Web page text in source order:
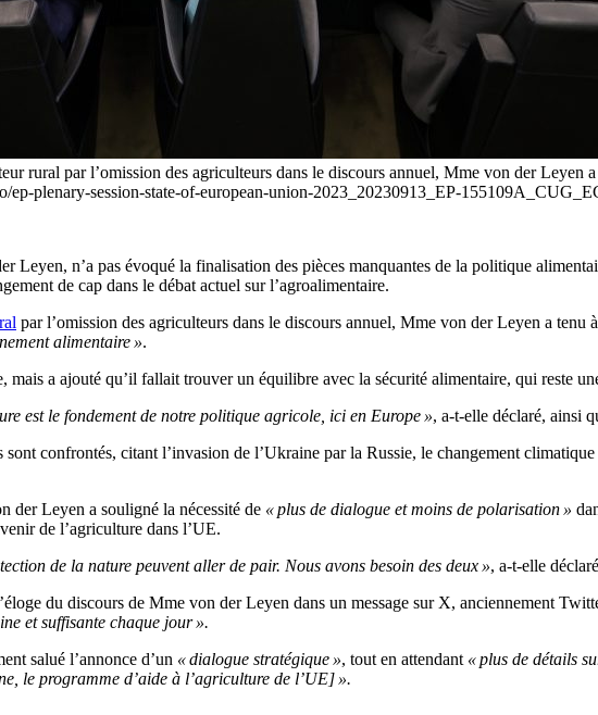
rural par l’omission des agriculteurs dans le discours annuel, Mme von der Leyen
ep-plenary-session-state-of-european-union-2023_20230913_EP-
Leyen, n’a pas évoqué la finalisation des pièces manquantes de la politique
de cap dans le débat actuel sur l’agroalimentaire.
par l’omission des agriculteurs dans le discours annuel, Mme von der Leyen a tenu
alimentaire ».
mais a ajouté qu’il fallait trouver un équilibre avec la sécurité alimentaire, qui reste
est le fondement de notre politique agricole, ici en Europe », a-t-elle déclaré, ainsi
confrontés, citant l’invasion de l’Ukraine par la Russie, le changement climatique
der Leyen a souligné la nécessité de « plus de dialogue et moins de polarisation »
de l’agriculture dans l’UE.
de la nature peuvent aller de pair. Nous avons besoin des deux », a-t-elle
du discours de Mme von der Leyen dans un message sur X, anciennement
et suffisante chaque jour ».
salué l’annonce d’un « dialogue stratégique », tout en attendant « plus de détails
le programme d’aide à l’agriculture de l’UE] ».